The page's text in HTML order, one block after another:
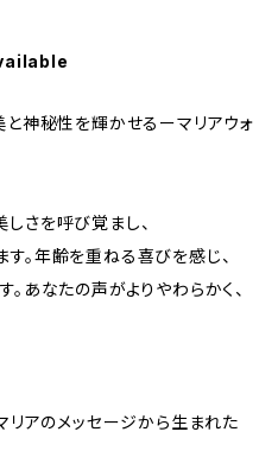
と神秘性を輝かせるーマリアウォ
さを呼び覚まし、
。年齢を重ねる喜びを感じ、
あなたの声がよりやわらかく、
リアのメッセージから生まれた